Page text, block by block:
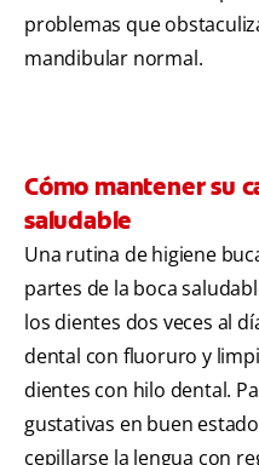
problemas que
mandibular normal.
Cómo mantener su
saludable
Una rutina de higiene
partes de la boca
los dientes dos veces al
dental con fluoruro y
dientes con hilo dental.
gustativas en buen
cepillarse la lengua con